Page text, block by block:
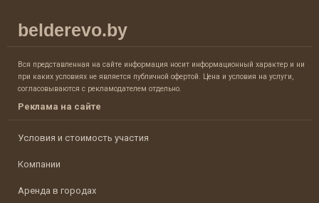
belderevo.by
Вся представленная на сайте информация носит информационный характер и ни
при каких условиях не является публичной офертой. Цена и условия на услуги,
согласовываются с рекламодателем отдельно.
Реклама на сайте
Условия и стоимость участия
Компании
Аренда в городах